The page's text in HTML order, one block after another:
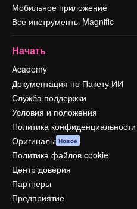
Мобильное приложение
Все инструменты Magnific
Начать
Academy
Документация по Пакету ИИ
Служба поддержки
Условия и положения
Политика конфиденциальности
Оригиналы Новое
Политика файлов cookie
Центр доверия
Партнеры
Предприятие